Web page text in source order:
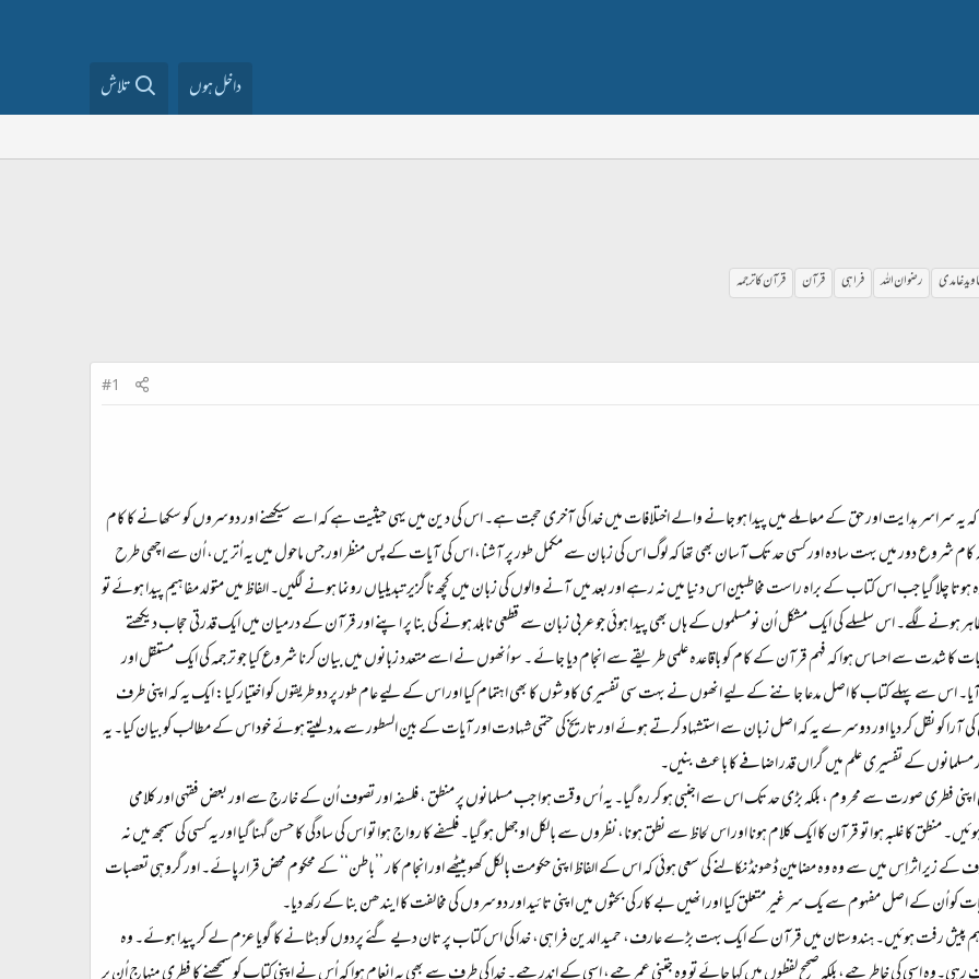
داخل ہوں تلاش
غامدی رضوان اللہ فراہی قرآن قرآن کا ترجمہ
#1
یہ سراسر ہدایت اور حق کے معاملے میں پیدا ہو جانے والے اختلافات میں خدا کی آخری حجت ہے۔ اس کی دین میں یہی حیثیت ہے کہ اسے سیکھنے اور دوسروں کو سکھانے کا کام
کام شروع دور میں بہت سادہ اور کسی حد تک آسان بھی تھا که لوگ اس کی زبان سے مکمل طور پر آشنا، اس کی آیات کے پس منظر اور جس ماحول میں یہ اُتریں، اُن سے اچھی طرح
چلا گیا جب اس کتاب کے براہ راست مخاطبین اس دنیا میں نہ رہے اور بعد میں آنے والوں کی زبان میں کچھ ناگزیر تبدیلیاں رونما ہونے لگیں۔ الفاظ میں متولد مفاہیم پیدا ہوئے تو
ہونے لگے۔ اس سلسلے کی ایک مشکل اُن نومسلموں کے ہاں بھی پیدا ہوئی جو عربی زبان سے قطعی نابلد ہونے کی بنا پر اپنے اور قرآن کے درمیان میں ایک قدرتی حجاب دیکھتے
شدت سے احساس ہوا که فہم قرآن کے کام کو باقاعدہ علمی طریقے سے انجام دیا جائے ۔ سو اُنھوں نے اسے متعدد زبانوں میں بیان کرنا شروع کیا جو ترجمہ کی ایک مستقل اور
سے پہلے کتاب کا اصل مدعا جاننے کے لیے انھوں نے بہت سی تفسیری کاوشوں کا بھی اہتمام کیا اور اس کے لیے عام طور پر دو طریقوں کو اختیار کیا: ایک یہ کہ اپنی طرف
کو نقل کر دیا اور دوسرے یہ کہ اصل زبان سے استشہاد کرتے ہوئے اور تاریخ کی حتمی شہادت اور آیات کے بین السطور سے مدد لیتے ہوئے خود اس کے مطالب کو بیان کیا۔ یہ
کے تفسیری علم میں گراں قدر اضافے کا باعث بنیں۔
ہی اپنی فطری صورت سے محروم ، بلکہ بڑی حد تک اس سے اجنبی ہو کر رہ گیا۔ یہ اُس وقت ہوا جب مسلمانوں پر منطق ، فلسفہ اور تصوف اُن کے خارج سے اور بعض فقہی اور کلامی
منطق کا غلبہ ہوا تو قرآن کا ایک کلام ہونا اور اس لحاظ سے نطق ہونا، نظروں سے بالکل اوجھل ہو گیا۔ فلسفے کا رواج ہوا تو اس کی سادگی کا حسن گہنا گیا اور یہ کسی کی سمجھ میں نہ
کے زیر اثر اِس میں سے وہ وہ مضامین ڈھونڈ نکالنے کی سعی ہوئی کہ اس کے الفاظ اپنی حکومت بالکل کھو بیٹھے اور انجام کار ’’باطن‘‘ کے محکوم محض قرار پائے۔ اور گروہی تعصبات
کو اُن کے اصل مفہوم سے یک سر غیر متعلق کیا اور انھیں بے کار کی بحثوں میں اپنی تائید اور دوسروں کی مخالفت کا ایندھن بنا کے رکھ دیا۔
پیش رفت ہوئیں۔ ہندوستان میں قرآن کے ایک بہت بڑے عارف، حمید الدین فراہی، خدا کی اس کتاب پر تان دیے گئے پردوں کو ہٹانے کا گویا عزم لے کر پیدا ہوئے۔ وہ